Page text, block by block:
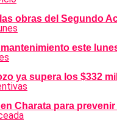
obras del Segundo
este
ya supera los $332
Charata para